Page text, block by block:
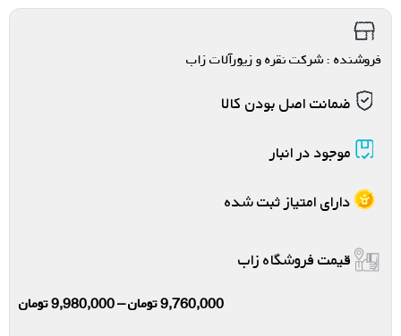
فروشنده : شرکت نقره و زیورآلات زاب
ضمانت اصل بودن کالا
موجود در انبار
دارای امتیاز ثبت شده
قیمت فروشگاه زاب
9,760,000تومان–
9,980,000تومان